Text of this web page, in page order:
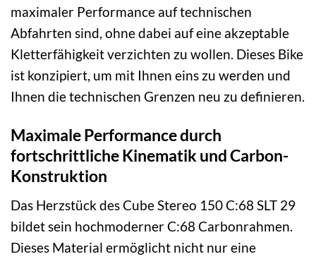
maximaler Performance auf technischen
Abfahrten sind, ohne dabei auf eine akzeptable
Kletterfähigkeit verzichten zu wollen. Dieses Bike
ist konzipiert, um mit Ihnen eins zu werden und
Ihnen die technischen Grenzen neu zu definieren.
Maximale Performance durch
fortschrittliche Kinematik und Carbon-
Konstruktion
Das Herzstück des Cube Stereo 150 C:68 SLT 29
bildet sein hochmoderner C:68 Carbonrahmen.
Dieses Material ermöglicht nicht nur eine